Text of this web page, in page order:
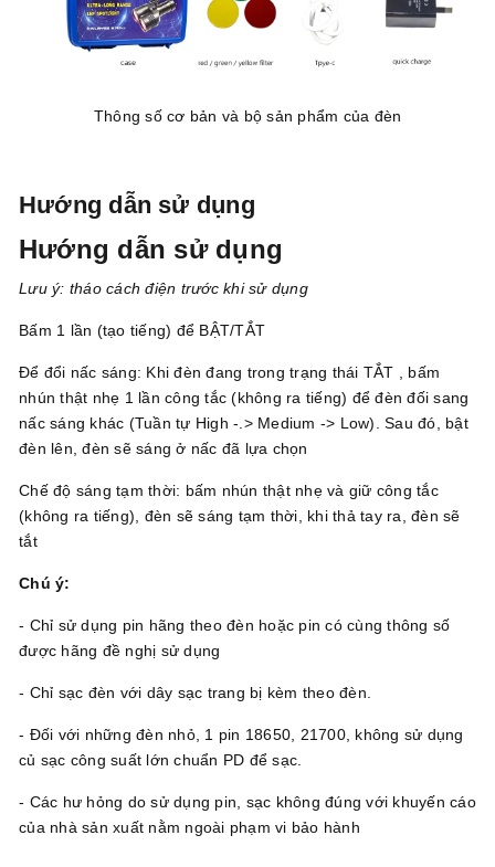
Thông số cơ bản và bộ sản phẩm của đèn
Hướng dẫn sử dụng
Hướng dẫn sử dụng
Lưu ý: tháo cách điện trước khi sử dụng
Bấm 1 lần (tạo tiếng) để BẬT/TẮT
Để đổi nấc sáng: Khi đèn đang trong trạng thái TẮT , bấm
nhún thật nhẹ 1 lần công tắc (không ra tiếng) để đèn đối sang
nấc sáng khác (Tuần tự High -.> Medium -> Low). Sau đó, bật
đèn lên, đèn sẽ sáng ở nấc đã lựa chọn
Chế độ sáng tạm thời: bấm nhún thật nhẹ và giữ công tắc
(không ra tiếng), đèn sẽ sáng tạm thời, khi thả tay ra, đèn sẽ
tắt
Chú ý:
- Chỉ sử dụng pin hãng theo đèn hoặc pin có cùng thông số
được hãng đề nghị sử dụng
- Chỉ sạc đèn với dây sạc trang bị kèm theo đèn.
- Đối với những đèn nhỏ, 1 pin 18650, 21700, không sử dụng
củ sạc công suất lớn chuẩn PD để sạc.
- Các hư hỏng do sử dụng pin, sạc không đúng với khuyến cáo
của nhà sản xuất nằm ngoài phạm vi bảo hành